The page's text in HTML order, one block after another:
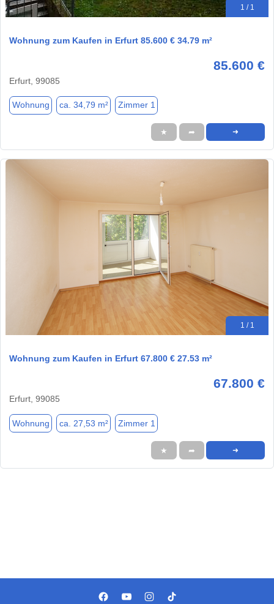
1 / 1
Wohnung zum Kaufen in Erfurt 85.600 € 34.79 m²
85.600 €
Erfurt, 99085
Wohnung ca. 34,79 m² Zimmer 1
★ ➦ ➜
1 / 1
Wohnung zum Kaufen in Erfurt 67.800 € 27.53 m²
67.800 €
Erfurt, 99085
Wohnung ca. 27,53 m² Zimmer 1
★ ➦ ➜